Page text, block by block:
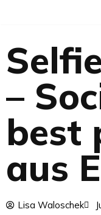
Inhalt
springen
–
best
aus
Lisa Waloschek